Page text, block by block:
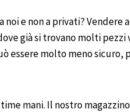
e non a privati? Vendere
già si trovano molti pezzi
essere molto meno sicuro,
mani. Il nostro